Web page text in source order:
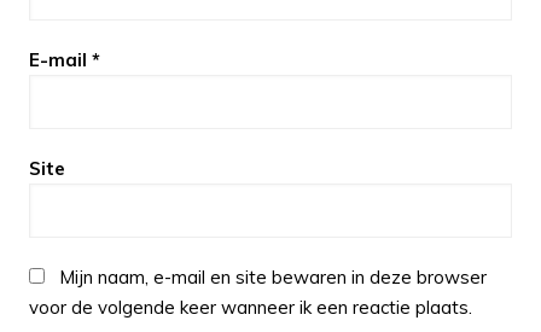
E-mail *
Site
Mijn naam, e-mail en site bewaren in deze browser
voor de volgende keer wanneer ik een reactie plaats.